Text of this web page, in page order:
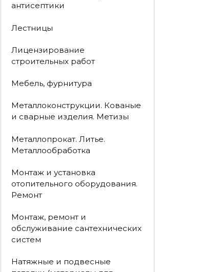
антисептики
Лестницы
Лицензирование
строительных работ
Мебель, фурнитура
Металлоконструкции. Кованые
и сварные изделия. Метизы
Металлопрокат. Литье.
Металлообработка
Монтаж и установка
отопительного оборудования.
Ремонт
Монтаж, ремонт и
обслуживание сантехнических
систем
Натяжные и подвесные